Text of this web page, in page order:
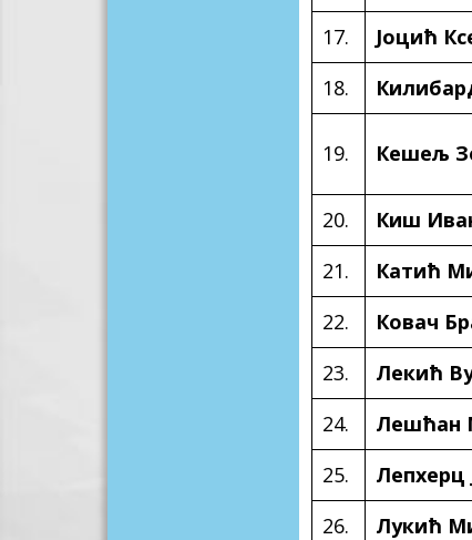
17.
Јоцић
18.
19. Кешељ
20.
Киш
21.
Катић
22.
Ковач
23.
Лекић
24.
Лешћан
25.
Лепхерц
26.
Лукић